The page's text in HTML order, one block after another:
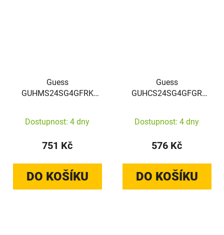
Guess
GUHMS24SG4GFRK
Leather Metal Logo
Dostupnost: 4 dny
751 Kč
DO KOŠÍKU
Guess
GUHCS24SG4GFGR
Logo black
Dostupnost: 4 dny
576 Kč
DO KOŠÍKU